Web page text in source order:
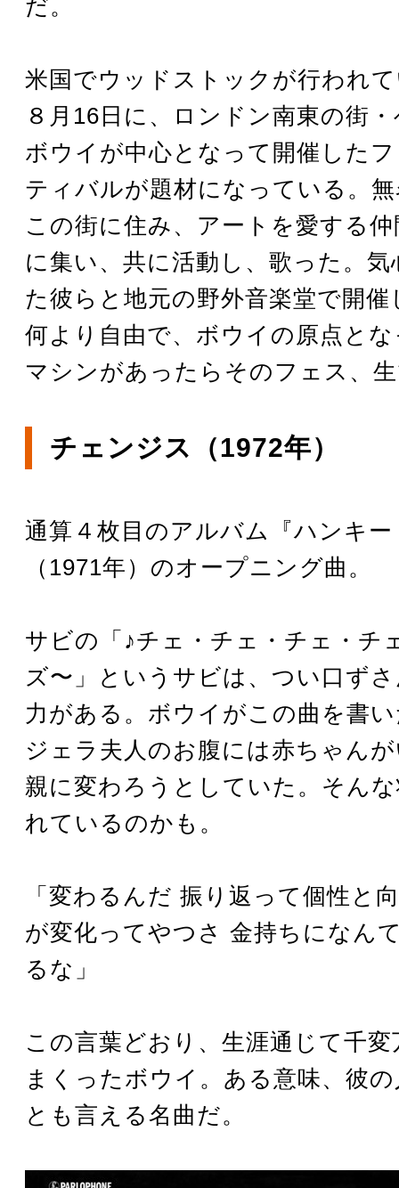
だ。
米国でウッドストックが行われ
８月16日に、ロンドン南東の街
ボウイが中心となって開催した
ティバルが題材になっている。
この街に住み、アートを愛する
に集い、共に活動し、歌った。
た彼らと地元の野外音楽堂で開
何より自由で、ボウイの原点と
マシンがあったらそのフェス、
チェンジス（1972年）
通算４枚目のアルバム『ハンキ
（1971年）のオープニング曲。
サビの「♪チェ・チェ・チェ・チ
ズ〜」というサビは、つい口ず
力がある。ボウイがこの曲を書
ジェラ夫人のお腹には赤ちゃん
親に変わろうとしていた。そん
れているのかも。
「変わるんだ 振り返って個性と
が変化ってやつさ 金持ちになん
るな」
この言葉どおり、生涯通じて千
まくったボウイ。ある意味、彼
とも言える名曲だ。